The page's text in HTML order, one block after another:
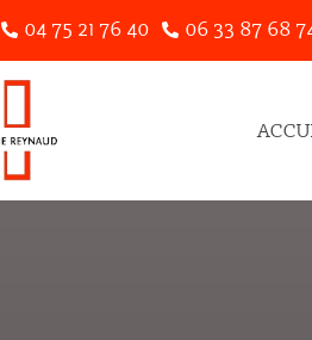
 04 75 21 76 40  06 33 87 68